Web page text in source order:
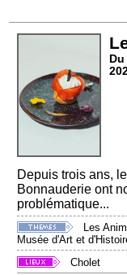
Depuis trois ans,
Bonnauderie ont
problématique...
Les
Musée d'Art et
Cholet